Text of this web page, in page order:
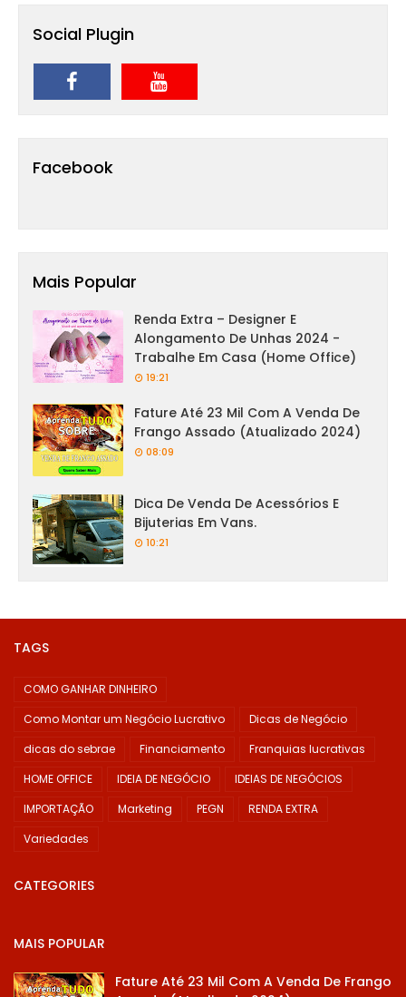
Social Plugin
Facebook
Mais Popular
Renda Extra – Designer E
Alongamento De Unhas 2024 -
Trabalhe Em Casa (Home Office)
19:21
Fature Até 23 Mil Com A Venda De
Frango Assado (Atualizado 2024)
08:09
Dica De Venda De Acessórios E
Bijuterias Em Vans.
10:21
TAGS
COMO GANHAR DINHEIRO
Como Montar um Negócio Lucrativo
Dicas de Negócio
dicas do sebrae
Financiamento
Franquias lucrativas
HOME OFFICE
IDEIA DE NEGÓCIO
IDEIAS DE NEGÓCIOS
IMPORTAÇÃO
Marketing PEGN
RENDA EXTRA
Variedades
CATEGORIES
MAIS POPULAR
Fature Até 23 Mil Com A Venda De Frango